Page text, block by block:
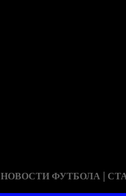
НОВОСТИ ФУТБОЛА |